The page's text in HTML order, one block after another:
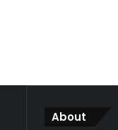
About